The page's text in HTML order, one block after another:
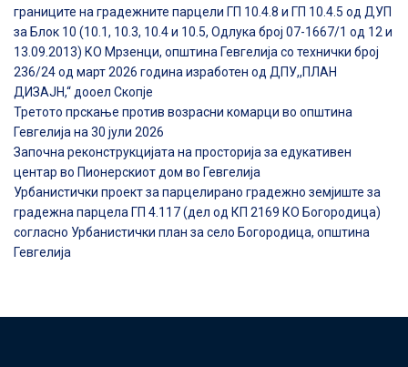
границите на градежните парцели ГП 10.4.8 и ГП 10.4.5 од ДУП
за Блок 10 (10.1, 10.3, 10.4 и 10.5, Одлука број 07-1667/1 од 12 и
13.09.2013) КО Мрзенци, општина Гевгелија со технички број
236/24 од март 2026 година изработен од ДПУ,,ПЛАН
ДИЗАЈН,“ дооел Скопје
Третото прскање против возрасни комарци во општина
Гевгелија на 30 јули 2026
Започна реконструкцијата на просторија за едукативен
центар во Пионерскиот дом во Гевгелија
Урбанистички проект за парцелирано градежно земјиште за
градежна парцела ГП 4.117 (дел од КП 2169 КО Богородица)
согласно Урбанистички план за село Богородица, општина
Гевгелија